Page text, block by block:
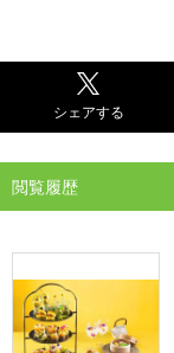
シェアする
閲覧履歴